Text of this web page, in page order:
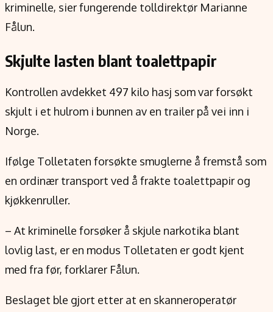
kriminelle, sier fungerende tolldirektør Marianne
Fålun.
Skjulte lasten blant toalettpapir
Kontrollen avdekket 497 kilo hasj som var forsøkt
skjult i et hulrom i bunnen av en trailer på vei inn i
Norge.
Ifølge Tolletaten forsøkte smuglerne å fremstå som
en ordinær transport ved å frakte toalettpapir og
kjøkkenruller.
– At kriminelle forsøker å skjule narkotika blant
lovlig last, er en modus Tolletaten er godt kjent
med fra før, forklarer Fålun.
Beslaget ble gjort etter at en skanneroperatør